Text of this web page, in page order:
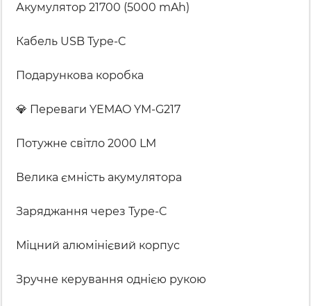
Акумулятор 21700 (5000 mAh)
Кабель USB Type-C
Подарункова коробка
💎 Переваги YEMAO YM-G217
Потужне світло 2000 LM
Велика ємність акумулятора
Заряджання через Type-C
Міцний алюмінієвий корпус
Зручне керування однією рукою